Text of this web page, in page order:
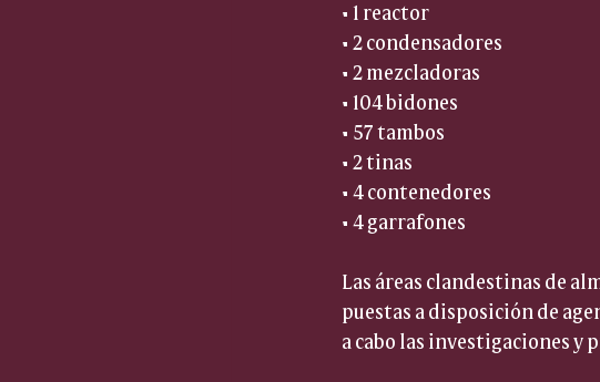
• 1 reactor
• 2 condensadores
• 2 mezcladoras
• 104 bidones
• 57 tambos
• 2 tinas
• 4 contenedores
• 4 garrafones
Las áreas clandestinas de
puestas a disposición de
a cabo las investigaciones